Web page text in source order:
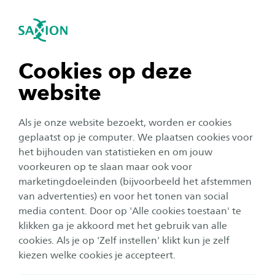
Cookies op deze
website
Als je onze website bezoekt, worden er cookies
geplaatst op je computer. We plaatsen cookies voor
het bijhouden van statistieken en om jouw
voorkeuren op te slaan maar ook voor
marketingdoeleinden (bijvoorbeeld het afstemmen
van advertenties) en voor het tonen van social
media content. Door op 'Alle cookies toestaan' te
klikken ga je akkoord met het gebruik van alle
cookies. Als je op 'Zelf instellen' klikt kun je zelf
kiezen welke cookies je accepteert.
Navigatie openen
tonen
tonen
tonen
tonen
sluiten
Studeren bij Saxion
Bij hogeschool Saxion kun je terecht voor
voltijd- en deeltijdopleidingen. We bieden
verschillende opleidingsvormen aan, namelijk:
bachelors, masters, cursussen, modulen en
post-hbo-opleidingen. Welke studie past bij
jou?